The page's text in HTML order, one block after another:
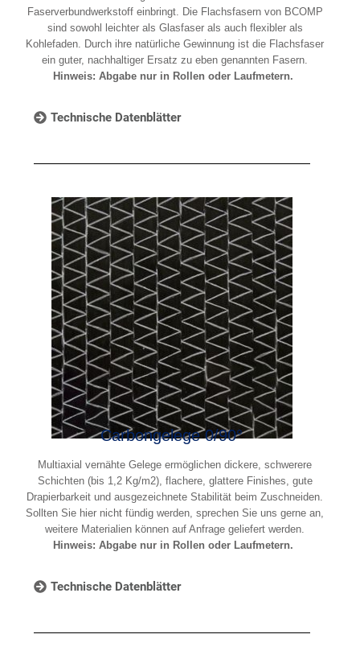
Faserverbundwerkstoff einbringt. Die Flachsfasern von BCOMP
sind sowohl leichter als Glasfaser als auch flexibler als
Kohlefaden. Durch ihre natürliche Gewinnung ist die Flachsfaser
ein guter, nachhaltiger Ersatz zu eben genannten Fasern.
Hinweis: Abgabe nur in Rollen oder Laufmetern.
Technische Datenblätter
Carbongelege 0/90°
Multiaxial vernähte Gelege ermöglichen dickere, schwerere
Schichten (bis 1,2 Kg/m2), flachere, glattere Finishes, gute
Drapierbarkeit und ausgezeichnete Stabilität beim Zuschneiden.
Sollten Sie hier nicht fündig werden, sprechen Sie uns gerne an,
weitere Materialien können auf Anfrage geliefert werden.
Hinweis: Abgabe nur in Rollen oder Laufmetern.
Technische Datenblätter